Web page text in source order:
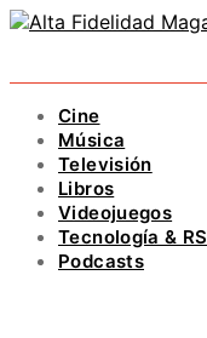
Cine
Música
Televisión
Libros
Videojuegos
Tecnología & RS
Podcasts